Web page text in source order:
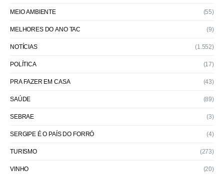
MEIO AMBIENTE (55)
MELHORES DO ANO TAC (9)
NOTÍCIAS (1.552)
POLÍTICA (17)
PRA FAZER EM CASA (43)
SAÚDE (89)
SEBRAE (3)
SERGIPE É O PAÍS DO FORRÓ (4)
TURISMO (273)
VINHO (20)